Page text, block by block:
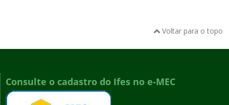
Voltar para o topo
Consulte o cadastro do Ifes no e-MEC